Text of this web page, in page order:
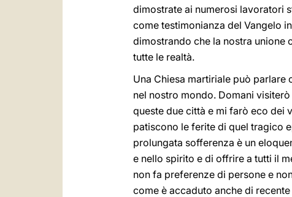
dimostrate ai numerosi lavoratori
come testimonianza del Vangelo
dimostrando che la nostra unione
tutte le realtà.
Una Chiesa martiriale può parlare
nel nostro mondo. Domani
queste due città e mi farò eco dei
patiscono le ferite di quel tragico
prolungata sofferenza è un
e nello spirito e di offrire a tutti il
non fa preferenze di persone e
come è accaduto anche di